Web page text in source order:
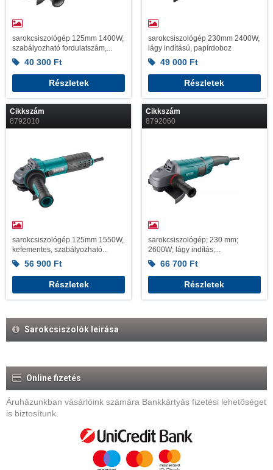
sarokcsiszológép 125mm 1400W,
szabályozható fordulatszám,...
40 300 Ft
Részletek
sarokcsiszológép 230mm 2400W,
lágy indítású, papírdoboz
49 000 Ft
Részletek
Cikkszám
8792010
sarokcsiszológép 125mm 1550W,
kefementes, szabályozható...
56 900 Ft
Részletek
Cikkszám
8792060
sarokcsiszológép; 230 mm;
2600W; lágy indítás;...
66 700 Ft
Részletek
Sarokcsiszolók leírása
Online fizetés
Áruházunkban vásárlóink számára Bankkártyás fizetési lehetőséget
is biztosítunk.